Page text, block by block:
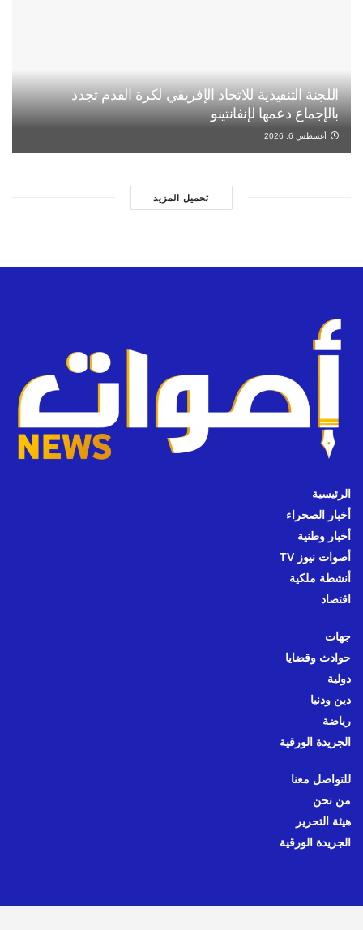
اللجنة التنفيذية للاتحاد الإفريقي لكرة القدم تجدد
بالإجماع دعمها لإنفانتينو
أغسطس 6, 2026
تحميل المزيد
الرئيسية
أخبار الصحراء
أخبار وطنية
أصوات نيوز TV
أنشطة ملكية
اقتصاد
جهات
حوادث وقضايا
دولية
دين ودنيا
رياضة
الجريدة الورقية
للتواصل معنا
من نحن
هيئة التحرير
الجريدة الورقية